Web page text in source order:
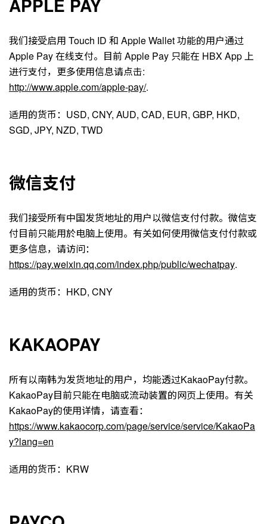
APPLE PAY
我们接受启用 Touch ID 和 Apple Wallet 功能的用户通过
Apple Pay 在线支付。目前 Apple Pay 只能在 HBX App 上
进行支付，更多使用信息请点击:
http://www.apple.com/apple-pay/.
适用的货币：USD, CNY, AUD, CAD, EUR, GBP, HKD,
SGD, JPY, NZD, TWD
微信支付
我们接受所有中国发货地址的用户以微信支付付款。微信支
付目前只能用於电脑上使用。有关如何使用微信支付付款或
更多信息，请访问：
https://pay.weixin.qq.com/index.php/public/wechatpay.
适用的货币：HKD, CNY
KAKAOPAY
所有以南韩为发货地址的用户，均能透过KakaoPay付款。
KakaoPay目前只能在电脑或流动装置的网页上使用。有关
KakaoPay的使用详情，请查看：
https://www.kakaocorp.com/page/service/service/KakaoPa
y?lang=en
适用的货币：KRW